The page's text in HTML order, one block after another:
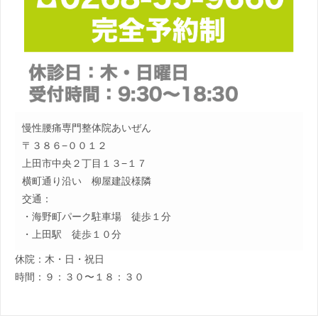
慢性腰痛専門整体院あいぜん
〒３８６−００１２
上田市中央２丁目１３−１７
横町通り沿い 柳屋建設様隣
交通：
・海野町パーク駐車場 徒歩１分
・上田駅 徒歩１０分
休院：木・日・祝日
時間：９：３０〜１８：３０